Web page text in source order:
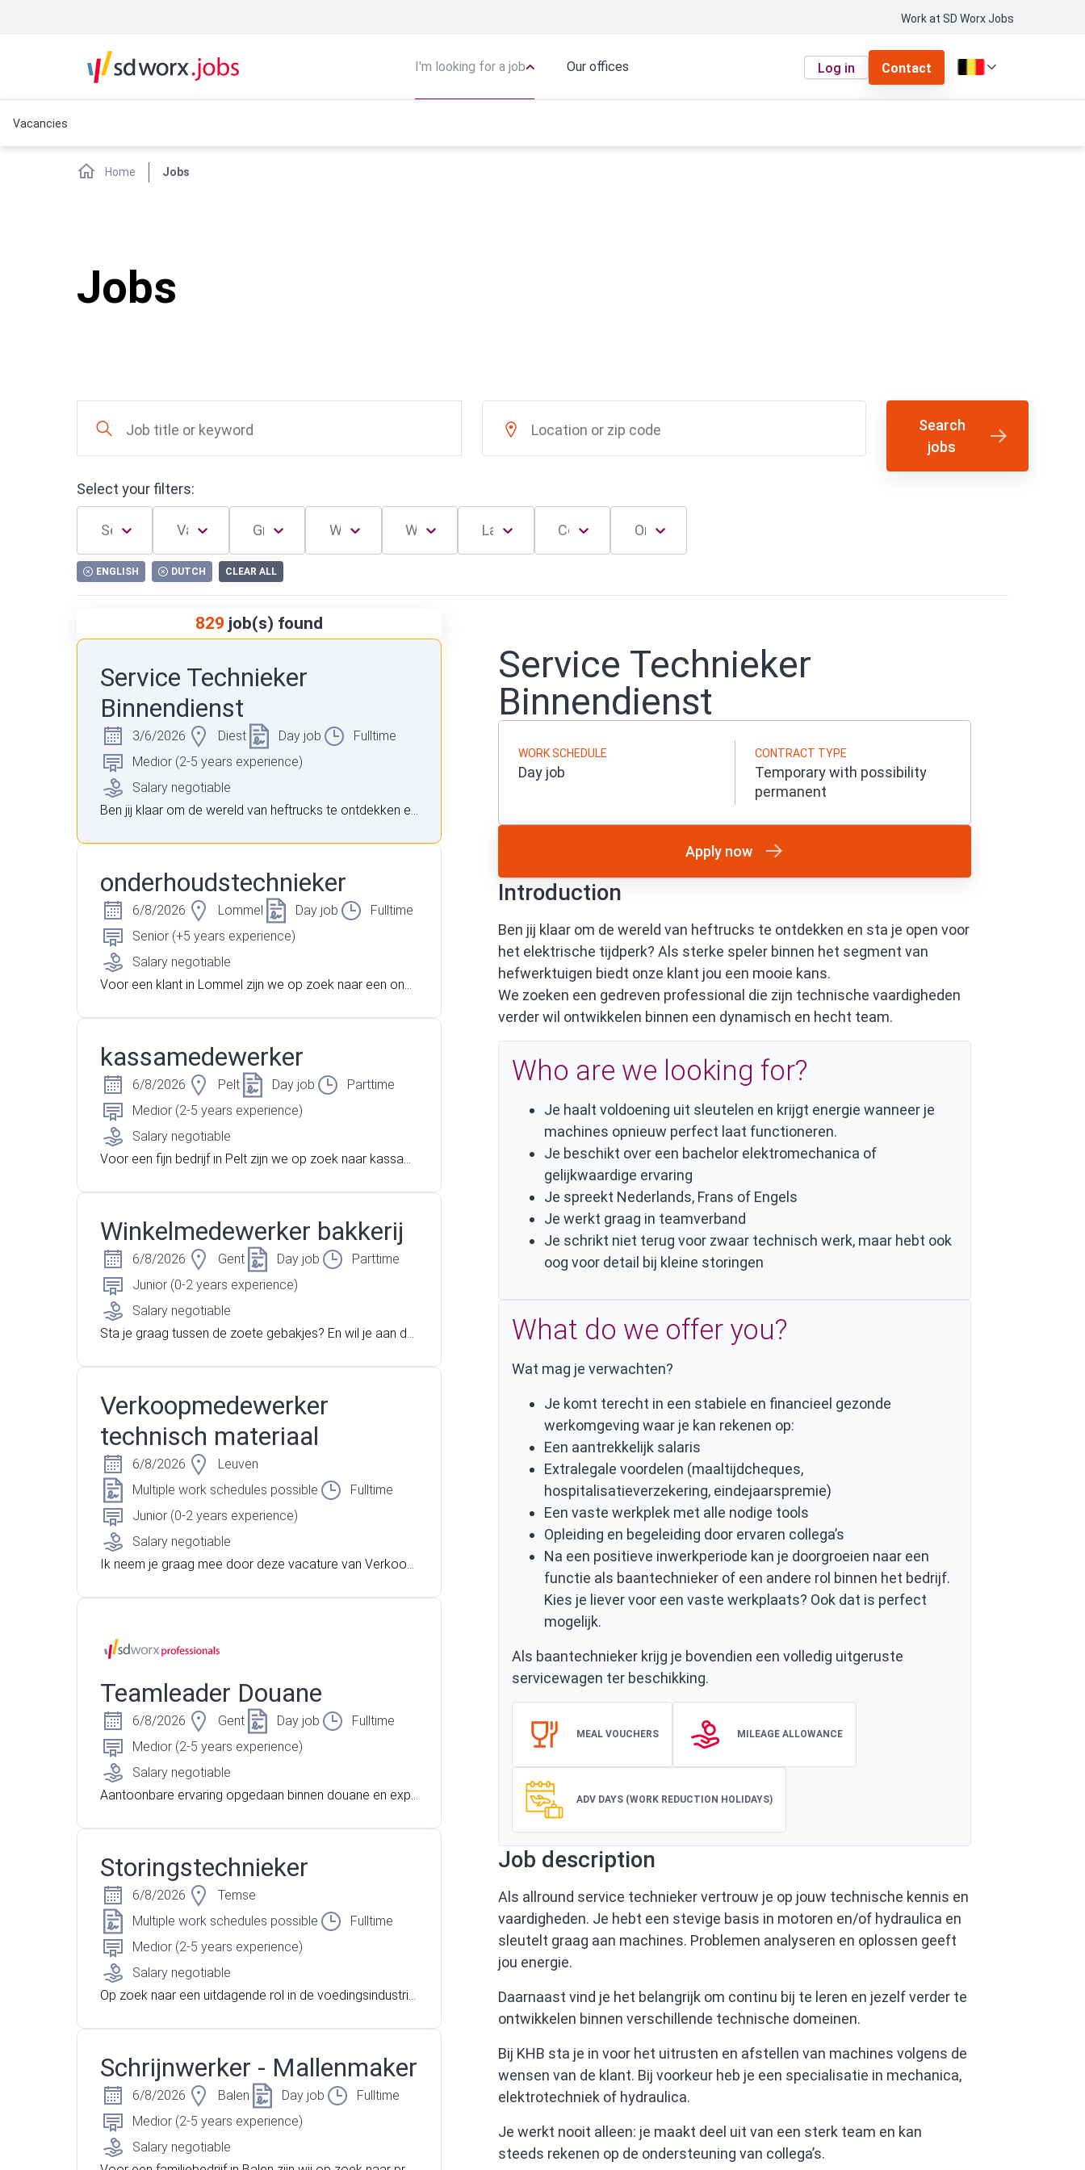
Work at SD Worx Jobs
I'm looking for a job
Vacancies
Our offices Log in Contact
Home Jobs
Jobs
Search
jobs
Select your filters:
ENGLISH DUTCH CLEAR ALL
829 job(s) found
Service Technieker
Binnendienst
3/6/2026 Diest Day job
Fulltime
Medior (2-5 years experience)
Salary negotiable
Ben jij klaar om de wereld van heftrucks te ontdekken en
er binnen het segment van hefwerktuigen biedt onze kla
sional die zijn technische vaardigheden verder wil ontwik
kelen binnen een dynamisch en hecht team.
onderhoudstechnieker
6/8/2026 Lommel Day job
Fulltime
Senior (+5 years experience)
Salary negotiable
Voor een klant in Lommel zijn we op zoek naar een ond
e een afgeronde technische opleiding? Op zoek naar ee
ant dan zoeken wij jou!
kassamedewerker
6/8/2026 Pelt Day job
Parttime
Medior (2-5 years experience)
Salary negotiable
Voor een fijn bedrijf in Pelt zijn we op zoek naar kassam
m een doe het zelf zaak en je bent verantwoordelijk voo
contact met klanten? Ben je goed met cijfers? Dan hebb
en we de uitdaging voor jou!
Winkelmedewerker bakkerij
6/8/2026 Gent Day job
Parttime
Junior (0-2 years experience)
Salary negotiable
Sta je graag tussen de zoete gebakjes? En wil je aan de
orx Jobs aan het goede adres!
Verkoopmedewerker
technisch materiaal
6/8/2026
Leuven
Multiple work schedules possible
Fulltime
Junior (0-2 years experience)
Salary negotiable
Ik neem je graag mee door deze vacature van Verkoop
ord te staan? En heb jij affiniteit met techniek? Of lijkt het
omplete verhuurproces? Dan is deze vacature waarschij
nlijk geschikt voor jou!
Teamleader Douane
6/8/2026 Gent Day job
Fulltime
Medior (2-5 years experience)
Salary negotiable
Aantoonbare ervaring opgedaan binnen douane en expe
bloeiend bedrijf? Dan is de functie van Teamleader Dou
Storingstechnieker
6/8/2026
Temse
Multiple work schedules possible
Fulltime
Medior (2-5 years experience)
Salary negotiable
Op zoek naar een uitdagende rol in de voedingsindustri
nieker voor onze productiemachines. Lees snel verder e
Schrijnwerker - Mallenmaker
6/8/2026 Balen Day job
Fulltime
Medior (2-5 years experience)
Salary negotiable
Service Technieker
Binnendienst
WORK SCHEDULE
Day job
CONTRACT TYPE
Temporary with possibility
permanent
Apply now
Introduction
Ben jij klaar om de wereld van heftrucks te ontdekken en sta je open voor
het elektrische tijdperk? Als sterke speler binnen het segment van
hefwerktuigen biedt onze klant jou een mooie kans.
We zoeken een gedreven professional die zijn technische vaardigheden
verder wil ontwikkelen binnen een dynamisch en hecht team.
Who are we looking for?
Je haalt voldoening uit sleutelen en krijgt energie wanneer je
machines opnieuw perfect laat functioneren.
Je beschikt over een bachelor elektromechanica of
gelijkwaardige ervaring
Je spreekt Nederlands, Frans of Engels
Je werkt graag in teamverband
Je schrikt niet terug voor zwaar technisch werk, maar hebt ook
oog voor detail bij kleine storingen
What do we offer you?
Wat mag je verwachten?
Je komt terecht in een stabiele en financieel gezonde
werkomgeving waar je kan rekenen op:
Een aantrekkelijk salaris
Extralegale voordelen (maaltijdcheques,
hospitalisatieverzekering, eindejaarspremie)
Een vaste werkplek met alle nodige tools
Opleiding en begeleiding door ervaren collega’s
Na een positieve inwerkperiode kan je doorgroeien naar een
functie als baantechnieker of een andere rol binnen het bedrijf.
Kies je liever voor een vaste werkplaats? Ook dat is perfect
mogelijk.
Als baantechnieker krijg je bovendien een volledig uitgeruste
servicewagen ter beschikking.
MEAL VOUCHERS MILEAGE ALLOWANCE
ADV DAYS (WORK REDUCTION HOLIDAYS)
Job description
Als allround service technieker vertrouw je op jouw technische kennis en
vaardigheden. Je hebt een stevige basis in motoren en/of hydraulica en
sleutelt graag aan machines. Problemen analyseren en oplossen geeft
jou energie.
Daarnaast vind je het belangrijk om continu bij te leren en jezelf verder te
ontwikkelen binnen verschillende technische domeinen.
Bij KHB sta je in voor het uitrusten en afstellen van machines volgens de
wensen van de klant. Bij voorkeur heb je een specialisatie in mechanica,
elektrotechniek of hydraulica.
Je werkt nooit alleen: je maakt deel uit van een sterk team en kan
steeds rekenen op de ondersteuning van collega’s.